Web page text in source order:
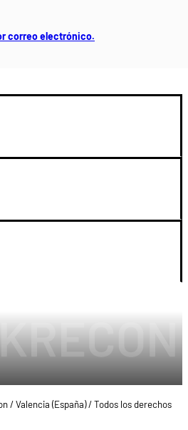
correo electrónico.
/ Valencia (España) / Todos los derechos